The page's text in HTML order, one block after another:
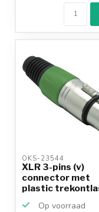
OKS-23544
XLR 3-pins (v)
connector met
plastic
Op voorraad